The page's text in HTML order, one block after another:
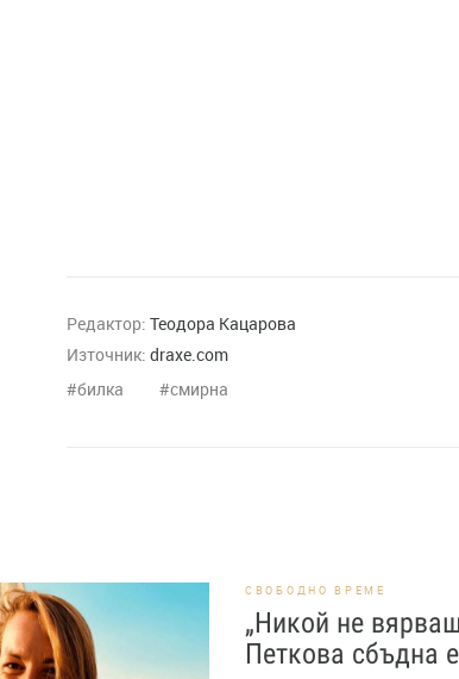
Редактор: Теодора Кацарова
Източник: draxe.com
билка
смирна
СВОБОДНО ВРЕМЕ
„Никой не
Петкова сбъдна